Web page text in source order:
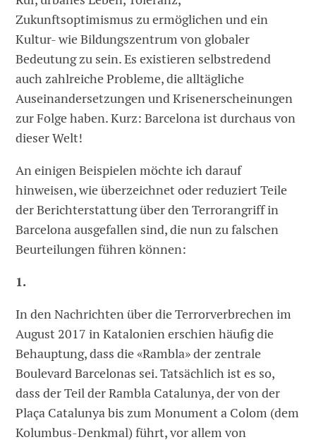
Zukunftsoptimismus zu ermöglichen und ein
Kultur- wie Bildungszentrum von globaler
Bedeutung zu sein. Es existieren selbstredend
auch zahlreiche Probleme, die alltägliche
Auseinandersetzungen und Krisenerscheinungen
zur Folge haben. Kurz: Barcelona ist durchaus von
dieser Welt!
An einigen Beispielen möchte ich darauf
hinweisen, wie überzeichnet oder reduziert Teile
der Berichterstattung über den Terrorangriff in
Barcelona ausgefallen sind, die nun zu falschen
Beurteilungen führen können:
1.
In den Nachrichten über die Terrorverbrechen im
August 2017 in Katalonien erschien häufig die
Behauptung, dass die «Rambla» der zentrale
Boulevard Barcelonas sei. Tatsächlich ist es so,
dass der Teil der Rambla Catalunya, der von der
Plaça Catalunya bis zum Monument a Colom (dem
Kolumbus-Denkmal) führt, vor allem von